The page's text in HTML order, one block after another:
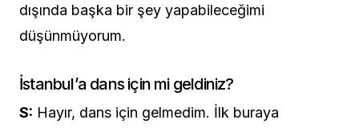
dışında başka bir şey yapabileceğimi
düşünmüyorum.
İstanbul’a dans için mi geldiniz?
S: Hayır, dans için gelmedim. İlk buraya